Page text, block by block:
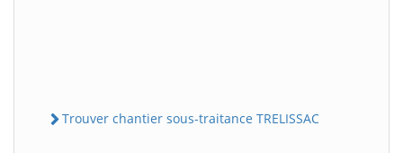
Trouver chantier sous-traitance TRELISSAC